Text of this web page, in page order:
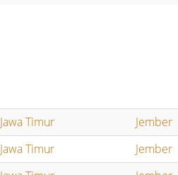
Jawa Timur Jember
Jawa Timur
Jember